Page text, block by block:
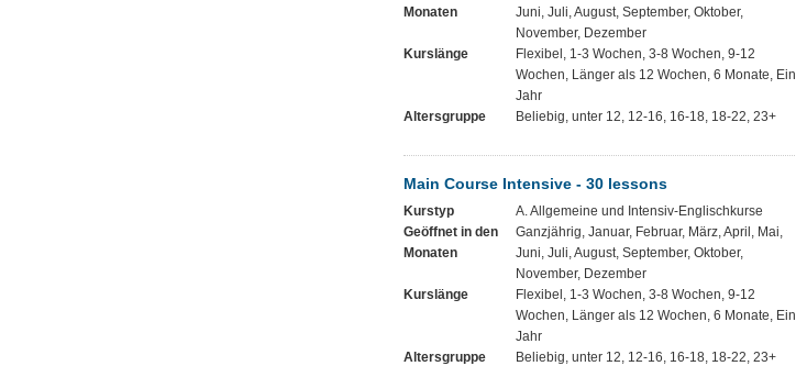
Monaten
Juni, Juli, August, September, Oktober,
November, Dezember
Kurslänge
Flexibel, 1-3 Wochen, 3-8 Wochen, 9-12
Wochen, Länger als 12 Wochen, 6 Monate, Ein
Jahr
Altersgruppe
Beliebig, unter 12, 12-16, 16-18, 18-22, 23+
Main Course Intensive - 30 lessons
Kurstyp
A. Allgemeine und Intensiv-Englischkurse
Geöffnet in den
Monaten
Ganzjährig, Januar, Februar, März, April, Mai,
Juni, Juli, August, September, Oktober,
November, Dezember
Kurslänge
Flexibel, 1-3 Wochen, 3-8 Wochen, 9-12
Wochen, Länger als 12 Wochen, 6 Monate, Ein
Jahr
Altersgruppe
Beliebig, unter 12, 12-16, 16-18, 18-22, 23+